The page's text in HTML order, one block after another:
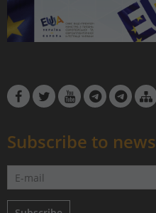
Subscribe to news